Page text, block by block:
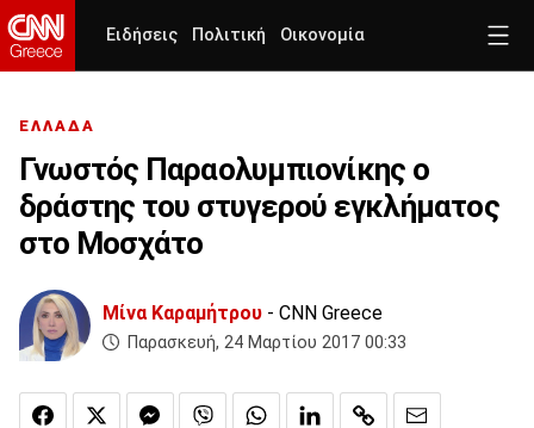
Ειδήσεις Πολιτική Οικονομία
ΕΛΛΑΔΑ
Γνωστός Παραολυμπιονίκης ο
δράστης του στυγερού εγκλήματος
στο Μοσχάτο
Μίνα Καραμήτρου - CNN Greece
Παρασκευή, 24 Μαρτίου 2017 00:33